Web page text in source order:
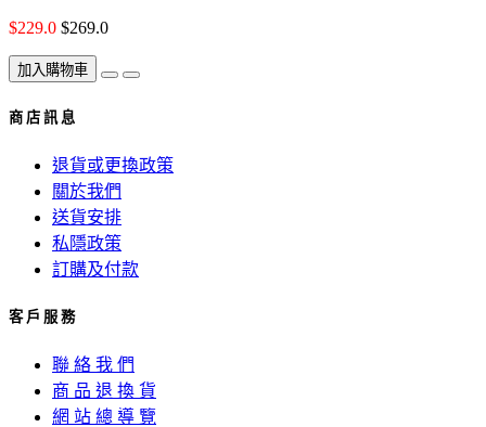
$229.0 $269.0
加入購物車
商 店 訊 息
退貨或更換政策
關於我們
送貨安排
私隱政策
訂購及付款
客 戶 服 務
聯 絡 我 們
商 品 退 換 貨
網 站 總 導 覽